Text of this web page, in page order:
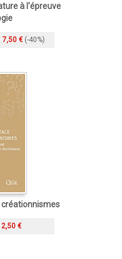
à l'épreuve
7,50 € (-40%)
créationnismes
€